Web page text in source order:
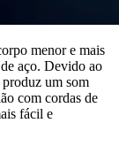
menor e mais
aço. Devido ao
um som
com cordas de
fácil e